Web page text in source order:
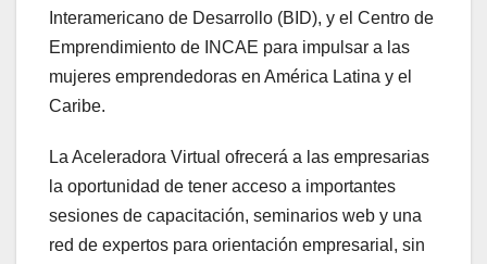
Interamericano de Desarrollo (BID), y el Centro de
Emprendimiento de INCAE para impulsar a las
mujeres emprendedoras en América Latina y el
Caribe.
La Aceleradora Virtual ofrecerá a las empresarias
la oportunidad de tener acceso a importantes
sesiones de capacitación, seminarios web y una
red de expertos para orientación empresarial, sin